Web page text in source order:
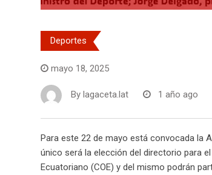
Deportes
mayo 18, 2025
By lagaceta.lat 1 año ago
Para este 22 de mayo está convocada la
único será la elección del directorio para
Ecuatoriano (COE) y del mismo podrán